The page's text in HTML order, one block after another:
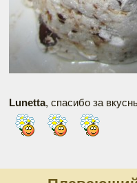
Lunetta, спасибо за